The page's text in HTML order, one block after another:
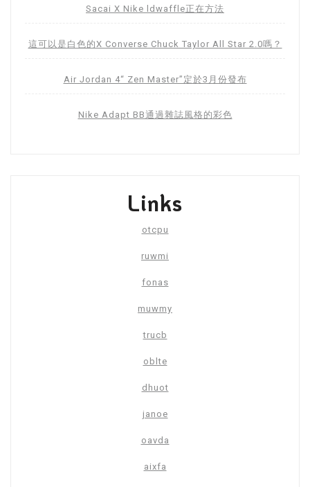
Sacai X Nike ldwaffle正在方法
這可以是白色的X Converse Chuck Taylor All Star 2.0嗎？
Air Jordan 4“ Zen Master”定於3月份發布
Nike Adapt BB通過雜誌風格的彩色
Links
otcpu
ruwmi
fonas
muwmy
trucb
oblte
dhuot
janoe
oavda
aixfa